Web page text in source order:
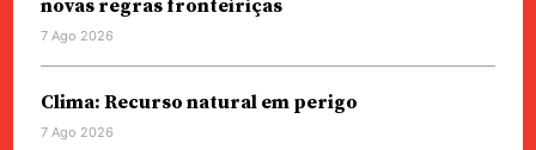
novas regras fronteiriças
7 Ago 2026
Clima: Recurso natural em perigo
7 Ago 2026